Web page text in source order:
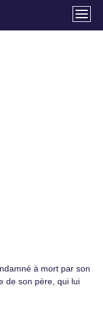
à mort par son
de son père, qui lui